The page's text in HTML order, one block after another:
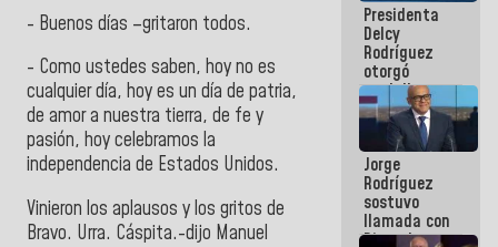
- Buenos días –gritaron todos.
- Como ustedes saben, hoy no es
cualquier día, hoy es un día de patria,
de amor a nuestra tierra, de fe y
pasión, hoy celebramos la
independencia de Estados Unidos.
Vinieron los aplausos y los gritos de
Bravo. Urra. Cáspita.-dijo Manuel
en La Guaira
Presidenta
Delcy
Rodríguez
otorgó
medalla
"Héroe de
Venezuela"
a servidores
públicos
Jorge
Rodríguez
sostuvo
llamada con
Dinorah